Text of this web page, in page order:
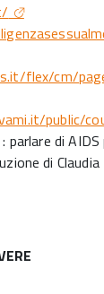
flex/cm/
public/
parlare di
di